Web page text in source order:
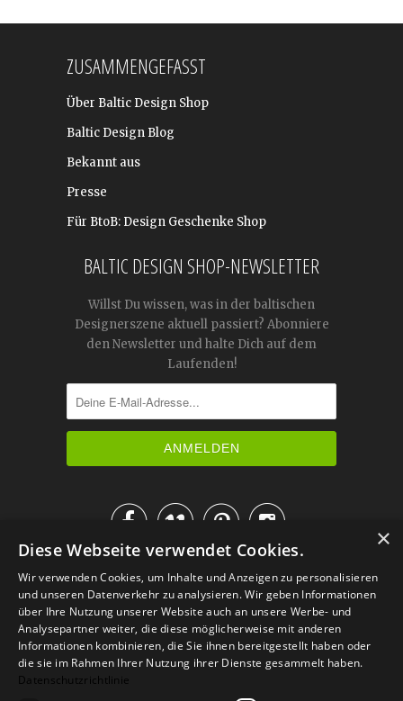
ZUSAMMENGEFASST
Über Baltic Design Shop
Baltic Design Blog
Bekannt aus
Presse
Für BtoB: Design Geschenke Shop
BALTIC DESIGN SHOP-NEWSLETTER
Willst Du wissen, was in der baltischen
Designerszene aktuell passiert? Abonniere
den Newsletter und halte Dich auf dem
Laufenden!

IM KATALOG BLÄTTERN
×
Diese Webseite verwendet Cookies.
Wir verwenden Cookies, um Inhalte und Anzeigen zu personalisieren
und unseren Datenverkehr zu analysieren. Wir geben Informationen
über Ihre Nutzung unserer Website auch an unsere Werbe- und
Analysepartner weiter, die diese möglicherweise mit anderen
Informationen kombinieren, die Sie ihnen bereitgestellt haben oder
die sie im Rahmen Ihrer Nutzung ihrer Dienste gesammelt haben.
Datenschutzrichtlinie